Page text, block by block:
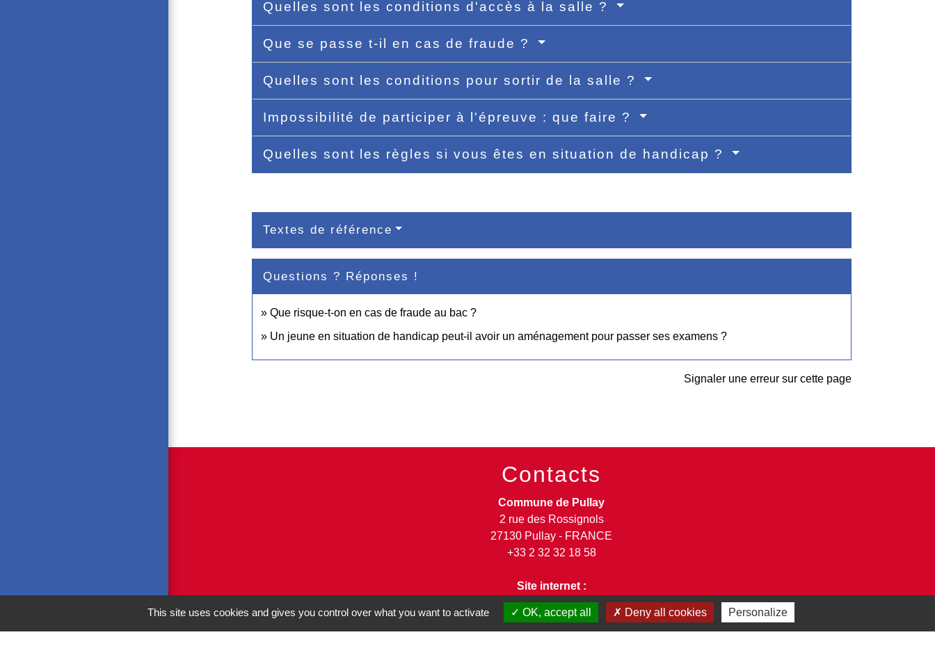
Quelles sont les conditions d'accès à la salle ?
Que se passe t-il en cas de fraude ?
Quelles sont les conditions pour sortir de la salle ?
Impossibilité de participer à l'épreuve : que faire ?
Quelles sont les règles si vous êtes en situation de handicap ?
Textes de référence
Questions ? Réponses !
Que risque-t-on en cas de fraude au bac ?
Un jeune en situation de handicap peut-il avoir un aménagement pour passer ses examens ?
Signaler une erreur sur cette page
Contacts
Commune de Pullay
2 rue des Rossignols
27130 Pullay - FRANCE
+33 2 32 32 18 58
Site internet :
www.pullay.fr
This site uses cookies and gives you control over what you want to activate
OK, accept all Deny all cookies Personalize